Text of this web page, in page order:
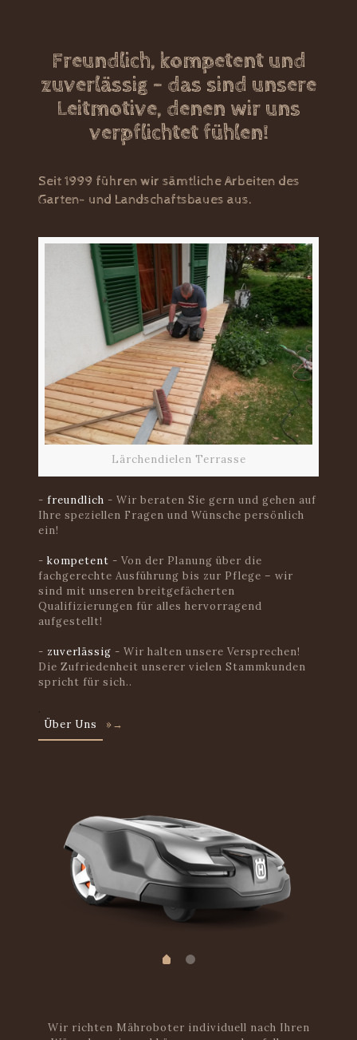
Freundlich, kompetent und
zuverlässig - das sind unsere
Leitmotive, denen wir uns
verpflichtet fühlen!
Seit 1999 führen wir sämtliche Arbeiten des
Garten- und Landschaftsbaues aus.
Lärchendielen Terrasse
-freundlich - Wir beraten Sie gern und gehen auf
Ihre speziellen Fragen und Wünsche persönlich
ein!
- kompetent - Von der Planung über die
fachgerechte Ausführung bis zur Pflege – wir
sind mit unseren breitgefächerten
Qualifizierungen für alles hervorragend
aufgestellt!
- zuverlässig - Wir halten unsere Versprechen!
Die Zufriedenheit unserer vielen Stammkunden
spricht für sich..
.
Über Uns
»→
Wir richten Mähroboter individuell nach Ihren